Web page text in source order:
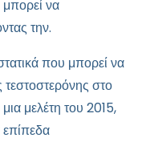
να
την.
που μπορεί να
στο
μελέτη του 2015,
επίπεδα